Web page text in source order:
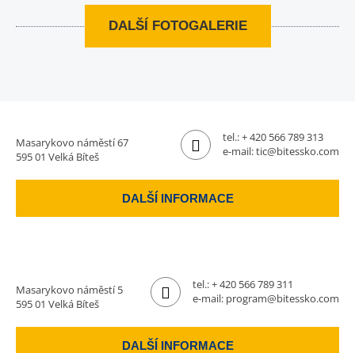
DALŠÍ FOTOGALERIE
Masarykovo náměstí 67
595 01 Velká Bíteš
tel.:+ 420 566 789 313
e-mail:tic@bitessko.com
DALŠÍ INFORMACE
Masarykovo náměstí 5
595 01 Velká Bíteš
tel.:+ 420 566 789 311
e-mail: program@bitessko.com
DALŠÍ INFORMACE